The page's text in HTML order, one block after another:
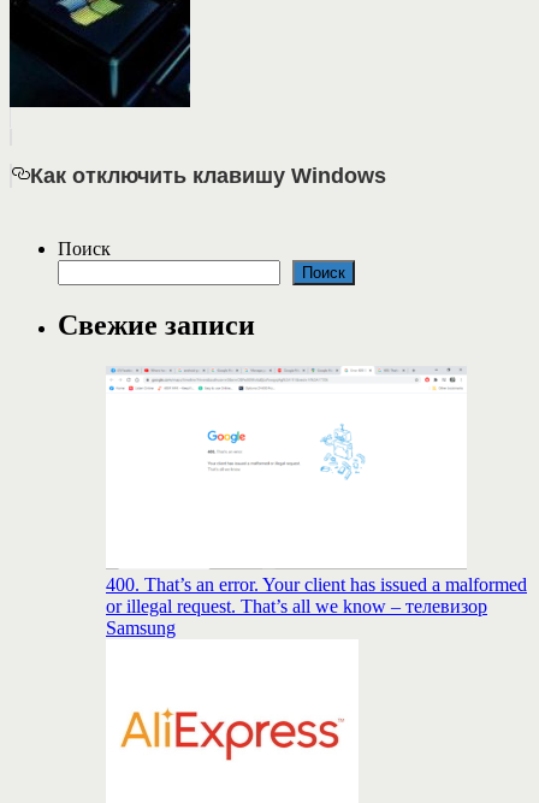
Как отключить клавишу Windows
Поиск
Поиск
Свежие записи
400. That’s an error. Your client has issued a malformed
or illegal request. That’s all we know – телевизор
Samsung